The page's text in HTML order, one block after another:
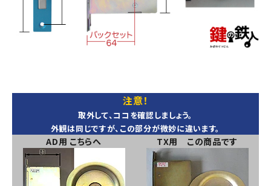
■ドアの厚みは?
(必
須)
カートに入れる
注意！
取外して、ココを確認しましょう。
外観は同じですが、この部分が微妙に違います。
AD用 こちらへ TX用 この商品です